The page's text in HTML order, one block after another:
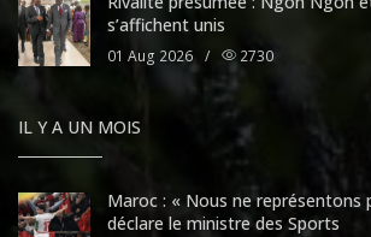
s’affichent unis
01 Aug 2026 / 2730
IL Y A UN MOIS
Maroc : « Nous ne représentons
déclare le ministre des Sports